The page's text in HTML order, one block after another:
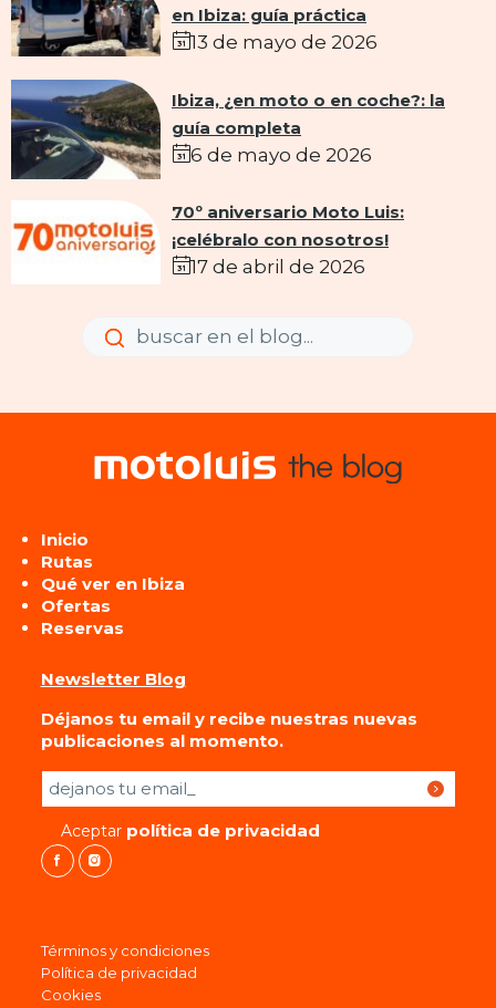
en Ibiza: guía práctica
13 de mayo de 2026
Ibiza, ¿en moto o en coche?: la
guía completa
6 de mayo de 2026
70º aniversario Moto Luis:
¡celébralo con nosotros!
17 de abril de 2026
Enviar
Enviar
Inicio
Rutas
Qué ver en Ibiza
Ofertas
Reservas
Newsletter Blog
Déjanos tu email y recibe nuestras nuevas
publicaciones al momento.
Por favor, deja este campo vacío.
Aceptar política de privacidad
Términos y condiciones
Política de privacidad
Cookies